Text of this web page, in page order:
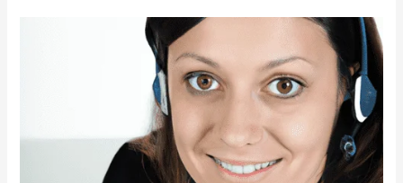
טיפול
בלידים-
החשיבות
של
טיפול
נכון
בלידים